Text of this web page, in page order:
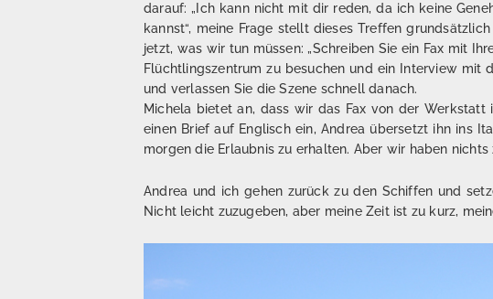
darauf: „Ich kann nicht mit dir reden, da ich keine
kannst“, meine Frage stellt dieses Treffen
jetzt, was wir tun müssen: „Schreiben Sie ein Fax mit
Flüchtlingszentrum zu besuchen und ein Interview mit
und verlassen Sie die Szene schnell danach.
Michela bietet an, dass wir das Fax von der Werkstatt
einen Brief auf Englisch ein, Andrea übersetzt ihn ins
morgen die Erlaubnis zu erhalten. Aber wir haben nichts
Andrea und ich gehen zurück zu den Schiffen und
Nicht leicht zuzugeben, aber meine Zeit ist zu kurz,